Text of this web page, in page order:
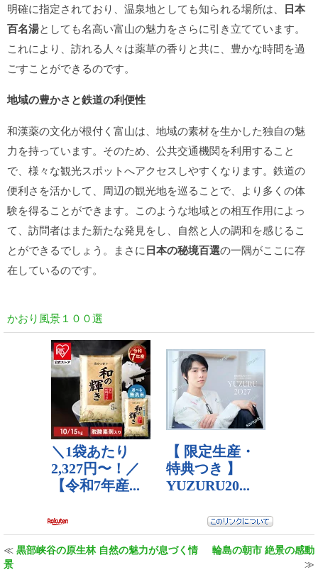
明確に指定されており、温泉地としても知られる場所は、 日本
百名湯としても名高い富山の魅力をさらに引き立てています。
これにより、訪れる人々は薬草の香りと共に、豊かな時間を過
ごすことができるのです。
地域の豊かさと鉄道の利便性
和漢薬の文化が根付く富山は、地域の素材を生かした独自の魅
力を持っています。そのため、公共交通機関を利用すること
で、様々な観光スポットへアクセスしやすくなります。鉄道の
便利さを活かして、周辺の観光地を巡ることで、より多くの体
験を得ることができます。このような地域との相互作用によっ
て、訪問者はまた新たな発見をし、自然と人の調和を感じるこ
とができるでしょう。まさに日本の秘境百選の一隅がここに存
在しているのです。
かおり風景１００選
≪ 黒部峡谷の原生林 自然の魅力が息づく情
景
輪島の朝市 絶景の感動
≫